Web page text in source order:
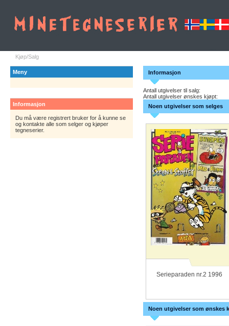
Kjøp/Salg
Meny
Informasjon
Du må være registrert bruker for å kunne se
og kontakte alle som selger og kjøper
tegneserier.
Informasjon
Antall utgivelser til salg:
Antall utgivelser ønskes kjøpt:
Noen utgivelser som selges
Serieparaden nr.2 1996
Noen utgivelser som ønskes